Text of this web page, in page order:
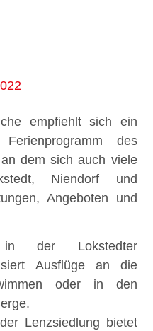
empfiehlt sich ein
des
dem sich auch viele
Niendorf und
Angeboten und
der Lokstedter
Ausflüge an die
oder in den
Lenzsiedlung bietet